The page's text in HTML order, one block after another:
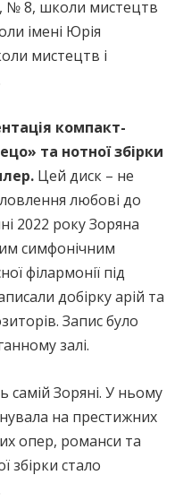
№ 8, школи мистецтв
імені Юрія
мистецтв і
компакт-
та нотної збірки
Цей диск – не
любові до
2022 року Зоряна
симфонічним
філармонії під
добірку арій та
Запис було
залі.
самій Зоряні. У ньому
на престижних
опер, романси та
збірки стало